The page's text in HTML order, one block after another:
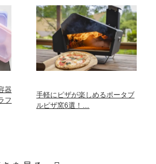
器
フ
手軽にピザが楽しめるポータブ
ルピザ窯6選！…